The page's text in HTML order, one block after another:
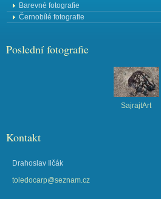
Barevné fotografie
Černobílé fotografie
Poslední fotografie
SajrajtArt
Kontakt
Drahoslav Ilčák
toledocarp@seznam.cz